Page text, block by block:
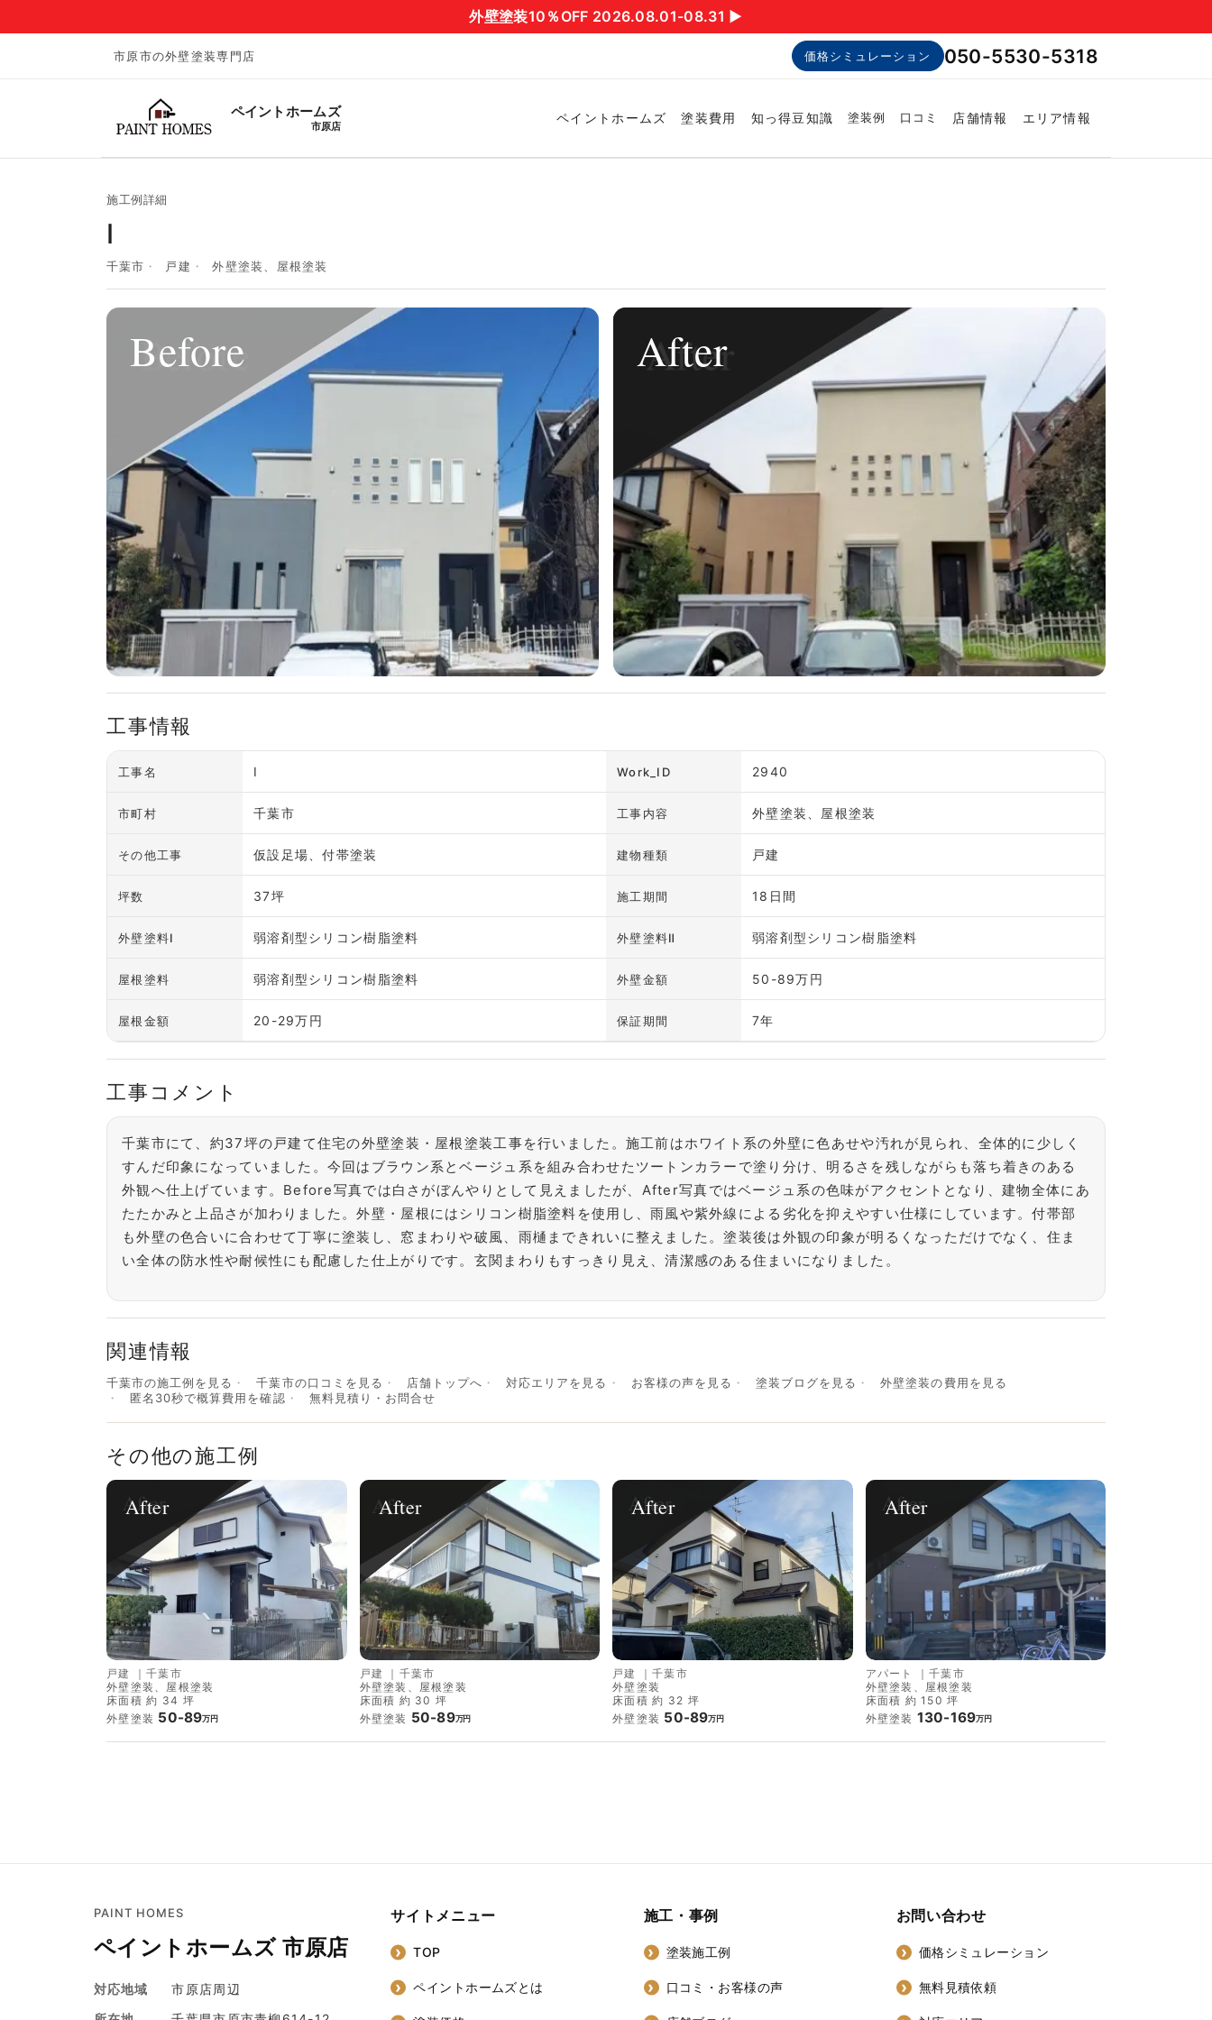
外壁塗装10％OFF 2026.08.01-08.31 ▶︎
市原市の外壁塗装専門店 価格シミュレーション 050-5530-5318
ペイントホームズ
市原店
ペイントホームズ 塗装費用 知っ得豆知識 塗装例 口コミ 店舗情報 エリア情報
施工例詳細
I
千葉市 戸建 外壁塗装、屋根塗装
Before After
工事情報
工事名 I Work_ID 2940
市町村 千葉市 工事内容 外壁塗装、屋根塗装
その他工事 仮設足場、付帯塗装 建物種類 戸建
坪数 37坪 施工期間 18日間
外壁塗料Ⅰ 弱溶剤型シリコン樹脂塗料 外壁塗料Ⅱ 弱溶剤型シリコン樹脂塗料
屋根塗料 弱溶剤型シリコン樹脂塗料 外壁金額 50-89万円
屋根金額 20-29万円 保証期間 7年
工事コメント
千葉市にて、約37坪の戸建て住宅の外壁塗装・屋根塗装工事を行いました。施工前はホワイト系の外壁に色あせや汚れが見られ、全体的に少しく
すんだ印象になっていました。今回はブラウン系とベージュ系を組み合わせたツートンカラーで塗り分け、明るさを残しながらも落ち着きのある
外観へ仕上げています。Before写真では白さがぼんやりとして見えましたが、After写真ではベージュ系の色味がアクセントとなり、建物全体にあ
たたかみと上品さが加わりました。外壁・屋根にはシリコン樹脂塗料を使用し、雨風や紫外線による劣化を抑えやすい仕様にしています。付帯部
も外壁の色合いに合わせて丁寧に塗装し、窓まわりや破風、雨樋まできれいに整えました。塗装後は外観の印象が明るくなっただけでなく、住ま
い全体の防水性や耐候性にも配慮した仕上がりです。玄関まわりもすっきり見え、清潔感のある住まいになりました。
関連情報
千葉市の施工例を見る 千葉市の口コミを見る 店舗トップへ 対応エリアを見る お客様の声を見る 塗装ブログを見る
外壁塗装の費用を見る
匿名30秒で概算費用を確認
無料見積り・お問合せ
その他の施工例
After
戸建 ｜千葉市
外壁塗装、屋根塗装
床面積 約 34 坪
外壁塗装 50-89万円
After
戸建 ｜ 千葉市
外壁塗装、屋根塗装
床面積 約 30 坪
外壁塗装 50-89万円
After
戸建 ｜千葉市
外壁塗装
床面積 約 32 坪
外壁塗装 50-89万円
After
アパート ｜千葉市
外壁塗装、屋根塗装
床面積 約 150 坪
外壁塗装 130-169万円
PAINT HOMES
ペイントホームズ 市原店
対応地域
市原店周辺
サイトメニュー
TOP
ペイントホームズとは
施工・事例
塗装施工例
口コミ・お客様の声
お問い合わせ
価格シミュレーション
無料見積依頼